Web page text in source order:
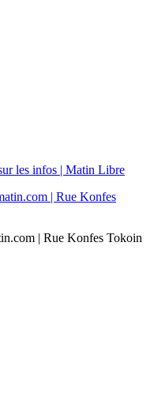
les infos | Matin Libre
| Rue Konfes Tokoin